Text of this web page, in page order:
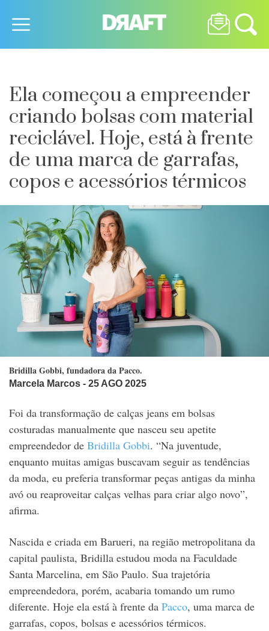
Ela começou a empreender
criando bolsas com material
reciclável. Hoje, está à frente
de uma marca de garrafas,
copos e acessórios térmicos
Bridilla Gobbi, fundadora da Pacco.
Marcela Marcos - 25 AGO 2025
Foi da transformação de calças jeans em bolsas
costuradas manualmente que nasceu seu apetite
empreendedor de Bridilla Gobbi. “Na juventude,
enquanto muitas amigas buscavam seguir as tendências
da moda, eu preferia transformar peças antigas da minha
avó ou reaproveitar calças velhas para criar algo novo”,
afirma.
Nascida e criada em Barueri, na região metropolitana da
capital paulista, Bridilla estudou moda na Faculdade
Santa Marcelina, em São Paulo. Sua trajetória
empreendedora, porém, acabaria tomando um rumo
diferente. Hoje ela está à frente da Pacco, uma marca de
garrafas, copos, bolsas e acessórios térmicos.